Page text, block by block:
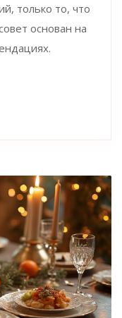
только то, что
основан на